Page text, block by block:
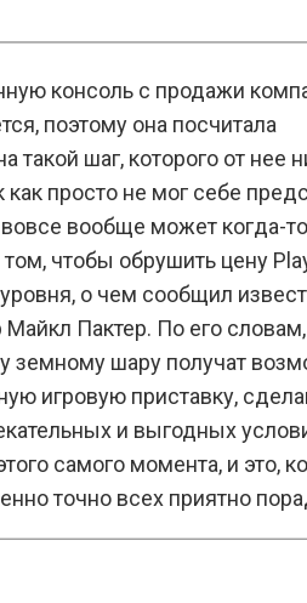
консоль с продажи
поэтому она посчитала
такой шаг, которого от нее
просто не мог себе
вообще может когда-
чтобы обрушить цену
о чем сообщил
Майкл Пактер. По его
земному шару получат
игровую приставку,
и выгодных
самого момента, и это,
точно всех приятно